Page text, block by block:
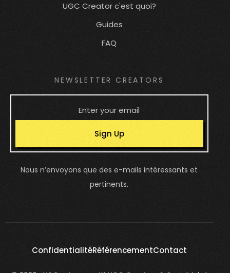
UGC Creator c'est quoi?
Guides
FAQ
NEWSLETTER CREATORS
Sign Up
Nous n’envoyons que des e-mails intéressants et
pertinents.
ConfidentialitéRéférencementContact